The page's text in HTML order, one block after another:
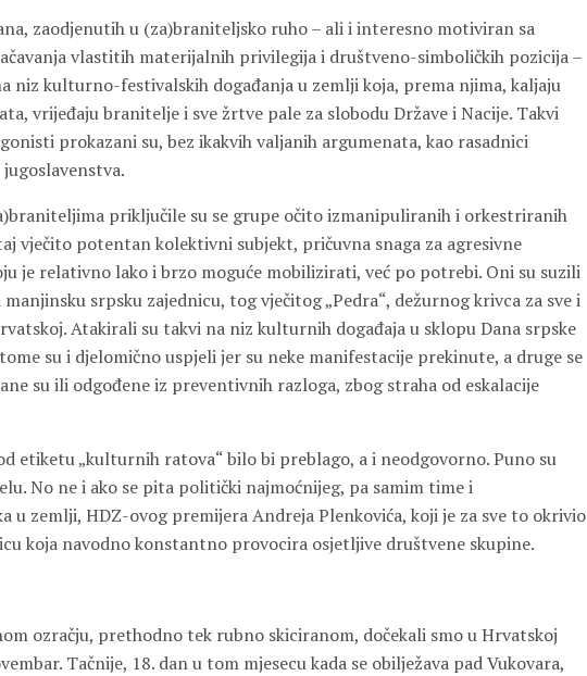
zaodjenutih u (za)braniteljsko ruho – ali i interesno motiviran sa
vlastitih materijalnih privilegija i društveno-simboličkih pozicija –
niz kulturno-festivalskih događanja u zemlji koja, prema njima, kaljaju
vrijeđaju branitelje i sve žrtve pale za slobodu Države i Nacije. Takvi
prokazani su, bez ikakvih valjanih argumenata, kao rasadnici
priključile su se grupe očito izmanipuliranih i orkestriranih
vječito potentan kolektivni subjekt, pričuvna snaga za agresivne
je relativno lako i brzo moguće mobilizirati, već po potrebi. Oni su suzili
srpsku zajednicu, tog vječitog „Pedra“, dežurnog krivca za sve i
Atakirali su takvi na niz kulturnih događaja u sklopu Dana srpske
su i djelomično uspjeli jer su neke manifestacije prekinute, a druge se
su ili odgođene iz preventivnih razloga, zbog straha od eskalacije
etiketu „kulturnih ratova“ bilo bi preblago, a i neodgovorno. Puno su
No ne i ako se pita politički najmoćnijeg, pa samim time i
u zemlji, HDZ-ovog premijera Andreja Plenkovića, koji je za sve to okrivio
koja navodno konstantno provocira osjetljive društvene skupine.
ozračju, prethodno tek rubno skiciranom, dočekali smo u Hrvatskoj
Tačnije, 18. dan u tom mjesecu kada se obilježava pad Vukovara,